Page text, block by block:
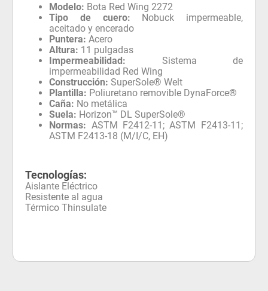
Modelo: Bota Red Wing 2272
Tipo de cuero: Nobuck impermeable,
aceitado y encerado
Puntera: Acero
Altura: 11 pulgadas
Impermeabilidad: Sistema de
impermeabilidad Red Wing
Construcción: SuperSole® Welt
Plantilla: Poliuretano removible DynaForce®
Caña: No metálica
Suela: Horizon™ DL SuperSole®
Normas: ASTM F2412-11; ASTM F2413-11;
ASTM F2413-18 (M/I/C, EH)
Tecnologías:
Aislante Eléctrico
Resistente al agua
Térmico Thinsulate